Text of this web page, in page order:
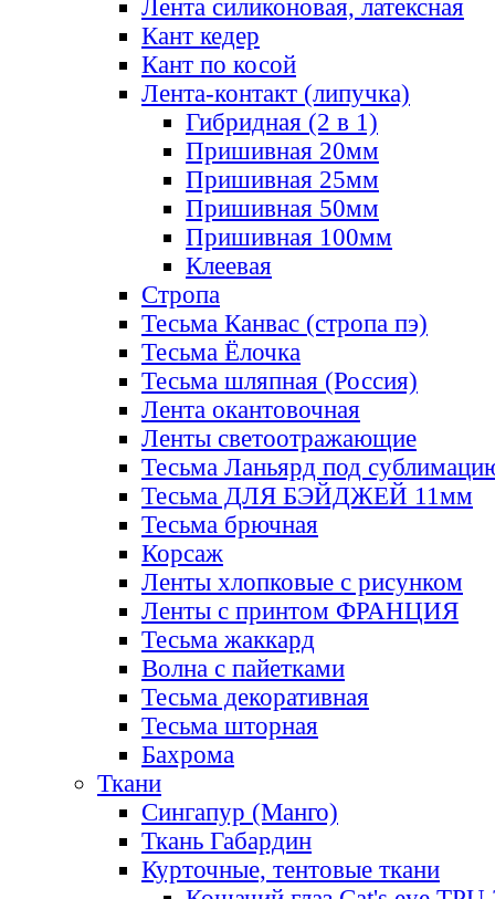
Лента силиконовая, латексная
Кант кедер
Кант по косой
Лента-контакт (липучка)
Гибридная (2 в 1)
Пришивная 20мм
Пришивная 25мм
Пришивная 50мм
Пришивная 100мм
Клеевая
Стропа
Тесьма Канвас (стропа пэ)
Тесьма Ёлочка
Тесьма шляпная (Россия)
Лента окантовочная
Ленты светоотражающие
Тесьма Ланьярд под
Тесьма ДЛЯ БЭЙДЖЕЙ 11мм
Тесьма брючная
Корсаж
Ленты хлопковые с рисунком
Ленты с принтом ФРАНЦИЯ
Тесьма жаккард
Волна с пайетками
Тесьма декоративная
Тесьма шторная
Бахрома
Ткани
Сингапур (Манго)
Ткань Габардин
Курточные, тентовые ткани